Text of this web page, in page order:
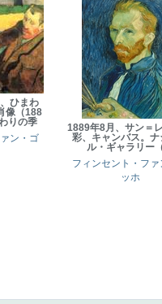
ひまわ
像（188
りの季
ン・ゴ
1889年8月、サン＝
彩、キャンバス。ナ
ル・ギャラリー
フィンセント・ファ
ッホ